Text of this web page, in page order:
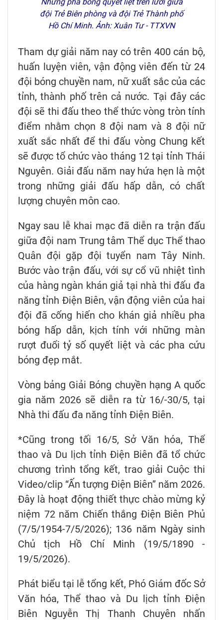
đội Trẻ Biên phòng và đội Trẻ Thành phố
Hồ Chí Minh. Ảnh: Xuân Tư - TTXVN
Tham dự giải năm nay có trên 400 cán bộ,
huấn luyện viên, vận động viên đến từ 24
đội bóng chuyền nam, nữ xuất sắc của các
tỉnh, thành phố trên cả nước. Tại đây các
đội sẽ thi đấu theo thể thức vòng tròn tính
điểm nhằm chọn 8 đội nam và 8 đội nữ
xuất sắc nhất để thi đấu vòng Chung kết
sẽ được tổ chức vào tháng 12 tại tỉnh Thái
Nguyên. Giải đấu năm nay hứa hẹn là một
trong những giải đấu hấp dẫn, có chất
lượng chuyên môn cao.
Ngay sau lễ khai mạc đã diễn ra trận đấu
giữa đội nam Trung tâm Thể dục Thể thao
Quân đội gặp đội tuyển nam Tây Ninh.
Bước vào trận đấu, với sự cổ vũ nhiệt tình
của hàng ngàn khán giả tại nhà thi đấu đa
năng tỉnh Điện Biên, vận động viên của hai
đội đã cống hiến cho khán giả nhiều pha
bóng hấp dẫn, kịch tính với những màn
rượt đuổi tỷ số quyết liệt và các pha cứu
bóng đẹp mắt.
Vòng bảng Giải Bóng chuyền hạng A quốc
gia năm 2026 sẽ diễn ra từ 16/-30/5, tại
Nhà thi đấu đa năng tỉnh Điện Biên.
*Cũng trong tối 16/5, Sở Văn hóa, Thể
thao và Du lịch tỉnh Điện Biên đã tổ chức
chương trình tổng kết, trao giải Cuộc thi
Video/clip “Ấn tượng Điện Biên” năm 2026.
Đây là hoạt động thiết thực chào mừng kỷ
niệm 72 năm Chiến thắng Điện Biên Phủ
(7/5/1954-7/5/2026); 136 năm Ngày sinh
Chủ tịch Hồ Chí Minh (19/5/1890 -
19/5/2026).
Phát biểu tại lễ tổng kết, Phó Giám đốc Sở
Văn hóa, Thể thao và Du lịch tỉnh Điện
Biên Nguyễn Thị Thanh Chuyên nhấn